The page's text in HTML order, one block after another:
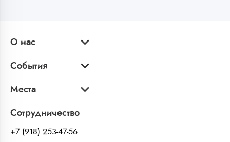
О нас
События
Места
Сотрудничество
+7 (918) 253-47-56